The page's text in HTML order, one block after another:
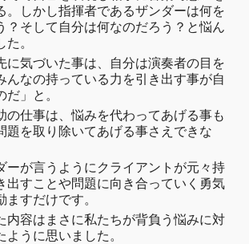
。しかし指揮者であるザンダーは何を
？そして自分は何なのだろう？と悩ん
。
に気づいた事は、自分は演奏者の目を
んなの持っている力を引き出す事が自
」と。
の仕事は、悩みを代わってあげる事も
題を取り除いてあげる事さえできな
ーが言うようにクライアントが元々持
出すことや問題に向き合っていく勇気
ますだけです。
内容はまさに私たちが背負う悩みに対
ように思いました。